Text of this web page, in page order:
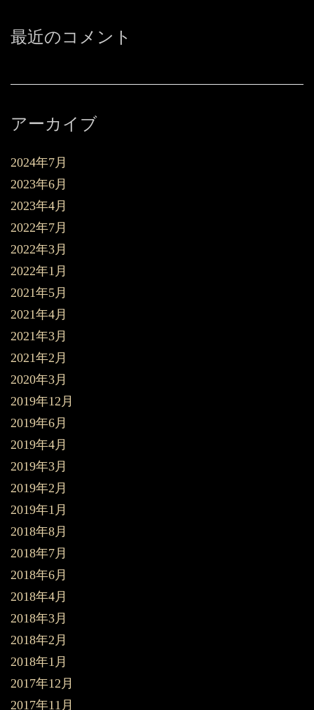
最近のコメント
アーカイブ
2024年7月
2023年6月
2023年4月
2022年7月
2022年3月
2022年1月
2021年5月
2021年4月
2021年3月
2021年2月
2020年3月
2019年12月
2019年6月
2019年4月
2019年3月
2019年2月
2019年1月
2018年8月
2018年7月
2018年6月
2018年4月
2018年3月
2018年2月
2018年1月
2017年12月
2017年11月